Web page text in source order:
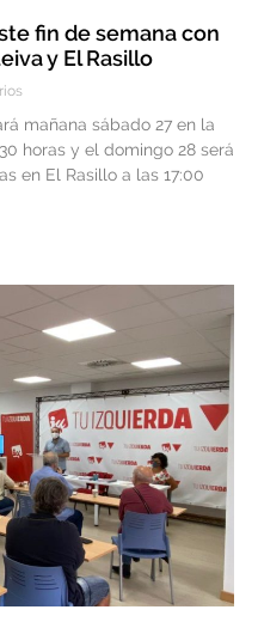
fin de semana con
y El Rasillo
mañana sábado 27 en la
horas y el domingo 28 será
en El Rasillo a las 17:00